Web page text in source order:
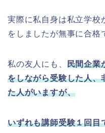
実際に私自身は私立学校
をしましたが無事に合格
私の友人にも、 民間企業
をしながら受験した人、
た人がいますが、
いずれも講師受験１回目